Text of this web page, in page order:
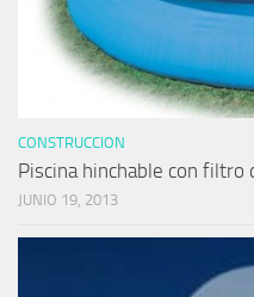
CONSTRUCCION
Piscina hinchable con filtro
JUNIO 19, 2013